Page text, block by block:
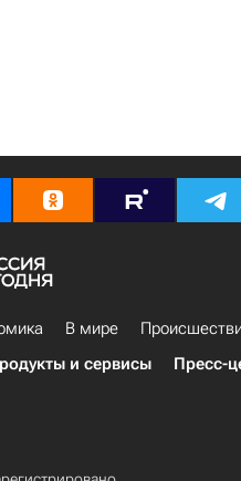
В мире
и сервисы Пресс-